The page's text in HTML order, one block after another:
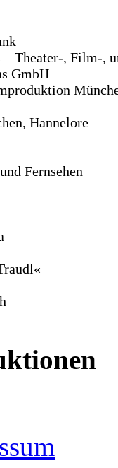
Theater-, Film-,
GmbH
Hannelore
Fernsehen